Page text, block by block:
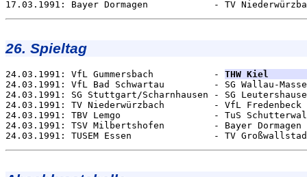
26. Spieltag
24.03.1991: VfL Gummersbach           - THW
24.03.1991: VfL Bad Schwartau         - SG
24.03.1991: SG Stuttgart/Scharnhausen - SG
24.03.1991: TV Niederwürzbach         - VfL
24.03.1991: TBV Lemgo                 - TuS
24.03.1991: TSV Milbertshofen         - Bayer